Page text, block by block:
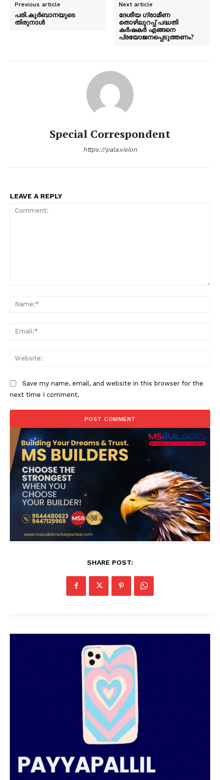
Previous article
പരി.കുർബാനയുടെ
തിരുനാൾ
Next article
ദേശീയ ഗ്രാമീണ
തൊഴിലുറപ്പ് പദ്ധതി
കർഷകർ എങ്ങനെ
പ്രയോജനപ്പെടുത്തണം?
Special Correspondent
https://pala.vision
LEAVE A REPLY
Save my name, email, and website in this browser for the
next time I comment.
SHARE POST: